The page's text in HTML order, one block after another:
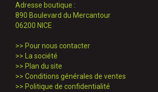
Adresse boutique :
890 Boulevard du Mercantour
06200 NICE
>> Pour nous contacter
>> La société
>> Plan du site
>> Conditions générales de ventes
>> Politique de confidentialité